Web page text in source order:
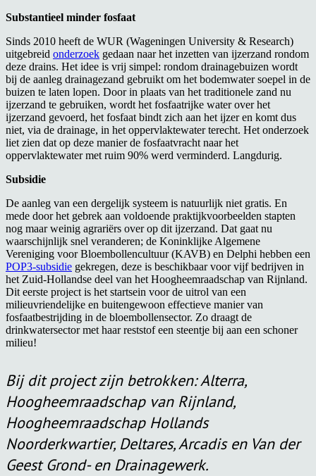
Substantieel minder fosfaat
Sinds 2010 heeft de WUR (Wageningen University & Research)
uitgebreid onderzoek gedaan naar het inzetten van ijzerzand rondom
deze drains. Het idee is vrij simpel: rondom drainagebuizen wordt
bij de aanleg drainagezand gebruikt om het bodemwater soepel in de
buizen te laten lopen. Door in plaats van het traditionele zand nu
ijzerzand te gebruiken, wordt het fosfaatrijke water over het
ijzerzand gevoerd, het fosfaat bindt zich aan het ijzer en komt dus
niet, via de drainage, in het oppervlaktewater terecht. Het onderzoek
liet zien dat op deze manier de fosfaatvracht naar het
oppervlaktewater met ruim 90% werd verminderd. Langdurig.
Subsidie
De aanleg van een dergelijk systeem is natuurlijk niet gratis. En
mede door het gebrek aan voldoende praktijkvoorbeelden stapten
nog maar weinig agrariërs over op dit ijzerzand. Dat gaat nu
waarschijnlijk snel veranderen; de Koninklijke Algemene
Vereniging voor Bloembollencultuur (KAVB) en Delphi hebben een
POP3-subsidie gekregen, deze is beschikbaar voor vijf bedrijven in
het Zuid-Hollandse deel van het Hoogheemraadschap van Rijnland.
Dit eerste project is het startsein voor de uitrol van een
milieuvriendelijke en buitengewoon effectieve manier van
fosfaatbestrijding in de bloembollensector. Zo draagt de
drinkwatersector met haar reststof een steentje bij aan een schoner
milieu!
Bij dit project zijn betrokken: Alterra,
Hoogheemraadschap van Rijnland,
Hoogheemraadschap Hollands
Noorderkwartier, Deltares, Arcadis en Van der
Geest Grond- en Drainagewerk.